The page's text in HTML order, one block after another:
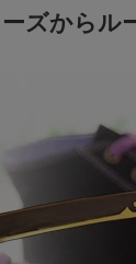
ーズから